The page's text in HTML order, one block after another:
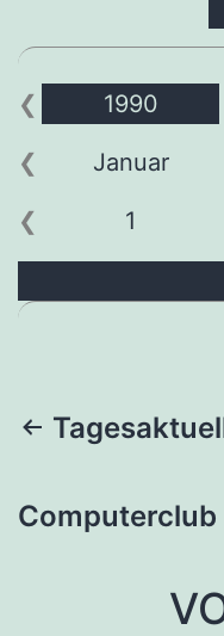
1990
Januar
1
Computerclub